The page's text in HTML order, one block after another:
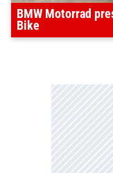
BMW Motorrad
Bike